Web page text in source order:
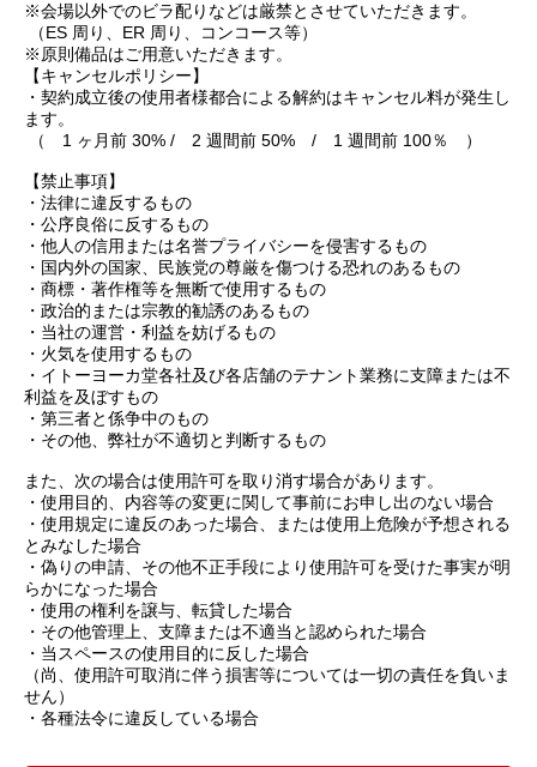
※会場以外でのビラ配りなどは厳禁とさせていただきます。
（ES 周り、ER 周り、コンコース等）
※原則備品はご用意いただきます。
【キャンセルポリシー】
・契約成立後の使用者様都合による解約はキャンセル料が発生し
ます。
（ 1 ヶ月前 30% / 2 週間前 50% / 1 週間前 100％ ）
【禁止事項】
・法律に違反するもの
・公序良俗に反するもの
・他人の信用または名誉プライバシーを侵害するもの
・国内外の国家、民族党の尊厳を傷つける恐れのあるもの
・商標・著作権等を無断で使用するもの
・政治的または宗教的勧誘のあるもの
・当社の運営・利益を妨げるもの
・火気を使用するもの
・イトーヨーカ堂各社及び各店舗のテナント業務に支障または不
利益を及ぼすもの
・第三者と係争中のもの
・その他、弊社が不適切と判断するもの
また、次の場合は使用許可を取り消す場合があります。
・使用目的、内容等の変更に関して事前にお申し出のない場合
・使用規定に違反のあった場合、または使用上危険が予想される
とみなした場合
・偽りの申請、その他不正手段により使用許可を受けた事実が明
らかになった場合
・使用の権利を譲与、転貸した場合
・その他管理上、支障または不適当と認められた場合
・当スペースの使用目的に反した場合
（尚、使用許可取消に伴う損害等については一切の責任を負いま
せん）
・各種法令に違反している場合